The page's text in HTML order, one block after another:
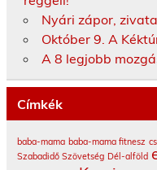
Nyári zápor,
Október 9. A
A 8 legjobb
Címkék
baba-mama baba-mama fitnesz
Szabadidő Szövetség Dél-alföld